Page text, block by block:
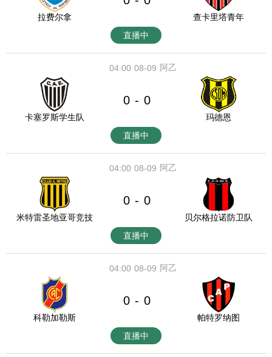
拉费尔拿
查卡里塔青年
直播中
08-09
04:00 阿乙
卡塞罗斯学生队
0 - 0
玛德恩
直播中
08-09
04:00 阿乙
米特雷圣地亚哥竞技
0 - 0
贝尔格拉诺防卫队
直播中
08-09
04:00 阿乙
科勒加勒斯
0 - 0
帕特罗纳图
直播中